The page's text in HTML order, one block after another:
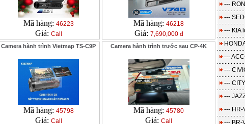
Mã hàng: 46223
Giá: Call
Mã hàng: 46218
Giá: 7,690,000 đ
Camera hành trình Vietmap TS-C9P
Mã hàng: 45798
Giá: Call
Camera hành trình trước sau CP-4K
Mã hàng: 45780
Giá: Call
---
---
--- KIA
---
---
--- CITY
---
--- HR-
--- BR-